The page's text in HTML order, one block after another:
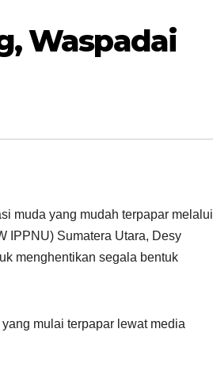
Waspadai
muda yang mudah terpapar melalui
IPPNU) Sumatera Utara, Desy
menghentikan segala bentuk
mulai terpapar lewat media